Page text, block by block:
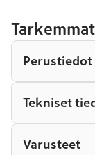
Perustiedot
Tekniset
Varusteet